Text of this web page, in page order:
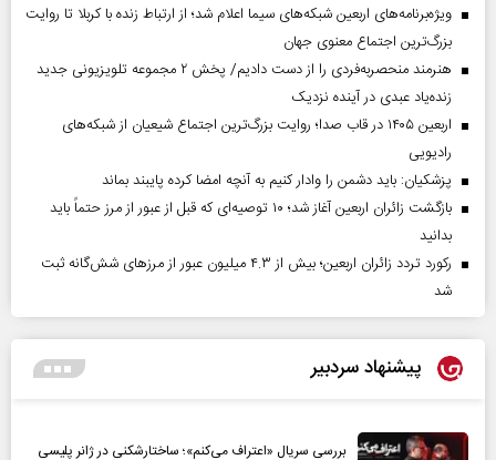
ویژه‌برنامه‌های اربعین شبکه‌های سیما اعلام شد؛ از ارتباط زنده با کربلا تا روایت
بزرگ‌ترین اجتماع معنوی جهان
هنرمند منحصر‌به‌فردی را از دست دادیم/ پخش ۲ مجموعه تلویزیونی جدید
زنده‌یاد عبدی در آینده نزدیک
اربعین ۱۴۰۵ در قاب صدا؛ روایت بزرگ‌ترین اجتماع شیعیان از شبکه‌های
رادیویی
پزشکیان: باید دشمن را وادار کنیم به آنچه امضا کرده پایبند بماند
بازگشت زائران اربعین آغاز شد؛ ۱۰ توصیه‌ای که قبل از عبور از مرز حتماً باید
بدانید
رکورد تردد زائران اربعین؛ بیش از ۴.۳ میلیون عبور از مرزهای شش‌گانه ثبت
شد
پیشنهاد سردبیر
بررسی سریال «اعتراف می‌کنم»؛ ساختارشکنی در ژانر پلیسی